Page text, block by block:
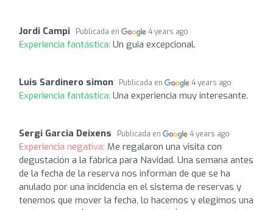
Jordi Campi Publicada en 4 years ago
Experiencia fantástica: Un guia excepcional.
Luis Sardinero simon Publicada en 4 years ago
Experiencia fantástica: Una experiencia muy interesante.
Sergi Garcia Deixens Publicada en 4 years ago
Experiencia negativa: Me regalaron una visita con
degustación a la fábrica para Navidad. Una semana antes
de la fecha de la reserva nos informan de que se ha
anulado por una incidencia en el sistema de reservas y
tenemos que mover la fecha, lo hacemos y elegimos una